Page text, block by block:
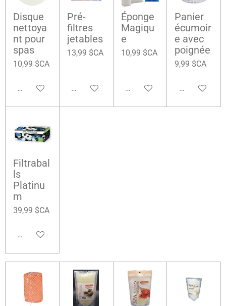
Disque
nettoya
nt pour
spas
10,99 $CA
Ajouter au panier
Pré-
filtres
jetables
13,99 $CA
Ajouter au panier
Éponge
Magiqu
e
10,99 $CA
Ajouter au panier
Panier
écumoir
e avec
poignée
9,99 $CA
Ajouter au
Filtrabal
ls
Platinu
m
39,99 $CA
Ajouter au panier